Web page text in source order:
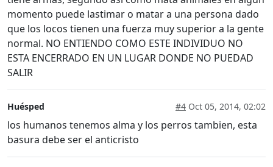
momento puede lastimar o matar a una persona dado
que los locos tienen una fuerza muy superior a la gente
normal. NO ENTIENDO COMO ESTE INDIVIDUO NO
ESTA ENCERRADO EN UN LUGAR DONDE NO PUEDAD
SALIR
Huésped #4 Oct 05, 2014, 02:02
los humanos tenemos alma y los perros tambien, esta
basura debe ser el anticristo